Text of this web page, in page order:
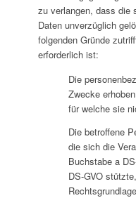
zu verlangen, dass die
Daten unverzüglich
folgenden Gründe
erforderlich ist:
Die
Zwecke
für welche sie
Die betroffene
die sich die
Buchstabe a
DS-GVO